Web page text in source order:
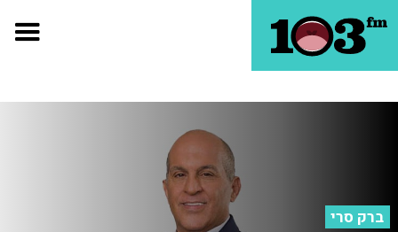
ברק סרי